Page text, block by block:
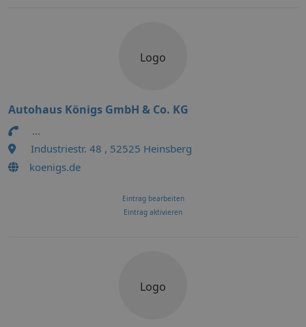
Logo
Autohaus Königs GmbH & Co. KG
...
Industriestr. 48 , 52525 Heinsberg
koenigs.de
Eintrag bearbeiten
Eintrag aktivieren
Logo